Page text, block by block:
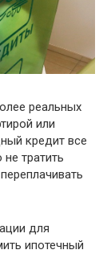
реальных
или
кредит все
тратить
для
ипотечный